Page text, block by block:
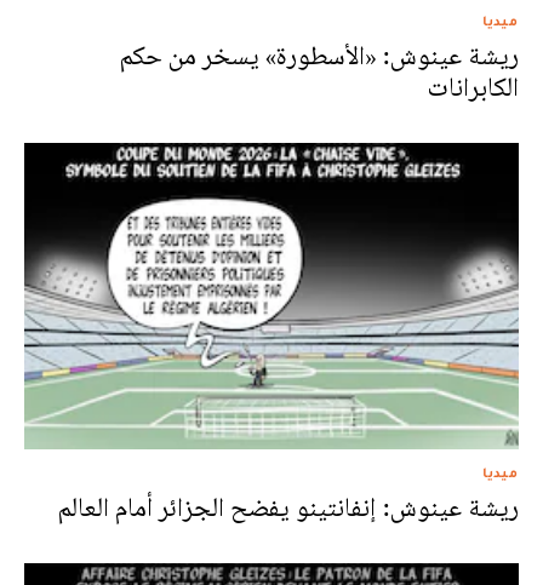
ميديا
ريشة عينوش: «الأسطورة» يسخر من حكم
الكابرانات
ميديا
ريشة عينوش: إنفانتينو يفضح الجزائر أمام العالم